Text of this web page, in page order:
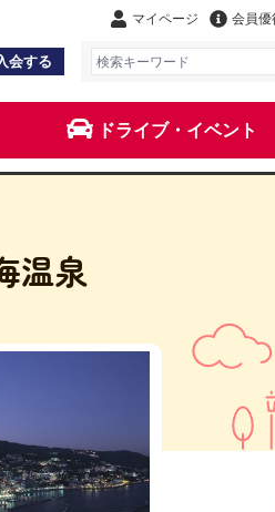
マイページ 会員優
会する
ドライブ・イベント
温泉